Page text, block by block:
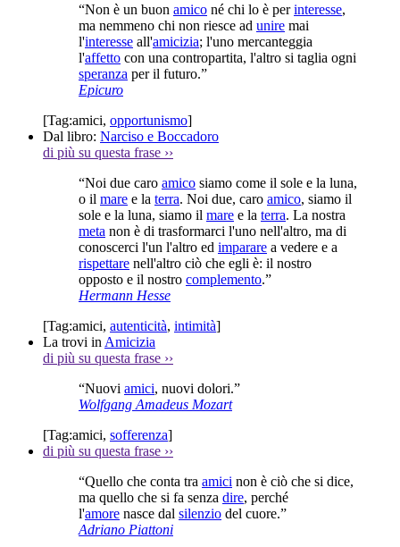
“Non è un buon amico né chi lo è perinteresse,
ma nemmeno chi non riesce ad unire mai
l'interesse all'amicizia; l'uno mercanteggia
l'affetto con una contropartita, l'altro si taglia ogni
speranza per il futuro.”
Epicuro
[Tag:amici, opportunismo]
Dal libro: Narciso e Boccadoro
di più su questa frase ››
“Noi due caro amico siamo come il sole e la luna,
o il mare e la terra. Noi due, caro amico, siamo il
sole e la luna, siamo il mare e la terra. La nostra
meta non è di trasformarci l'uno nell'altro, ma di
conoscerci l'un l'altro ed imparare a vedere e a
rispettare nell'altro ciò che egli è: il nostro
opposto e il nostro complemento.”
Hermann Hesse
[Tag:amici, autenticità, intimità]
La trovi in Amicizia
di più su questa frase ››
“Nuovi amici, nuovi dolori.”
Wolfgang Amadeus Mozart
[Tag:amici, sofferenza]
di più su questa frase ››
“Quello che conta tra amici non è ciò che si dice,
ma quello che si fa senza dire, perché
l'amore nasce dal silenzio del cuore.”
Adriano Piattoni